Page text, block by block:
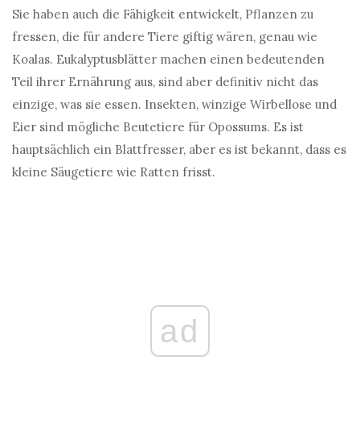
Sie haben auch die Fähigkeit entwickelt, Pflanzen zu
fressen, die für andere Tiere giftig wären, genau wie
Koalas. Eukalyptusblätter machen einen bedeutenden
Teil ihrer Ernährung aus, sind aber definitiv nicht das
einzige, was sie essen. Insekten, winzige Wirbellose und
Eier sind mögliche Beutetiere für Opossums. Es ist
hauptsächlich ein Blattfresser, aber es ist bekannt, dass es
kleine Säugetiere wie Ratten frisst.
ad